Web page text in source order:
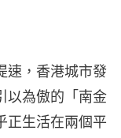
速，香港城市發
以為傲的「南金
正生活在兩個平